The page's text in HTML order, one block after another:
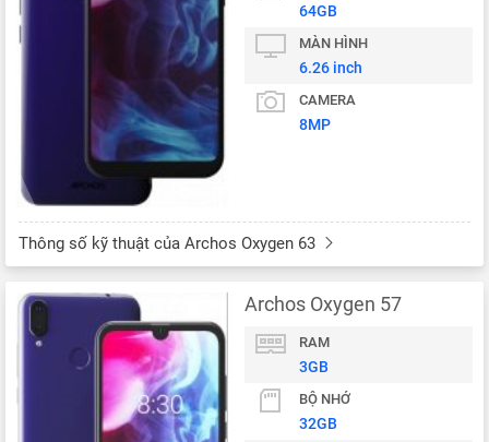
64GB
MÀN HÌNH
6.26 inch
CAMERA
8MP
Thông số kỹ thuật của Archos Oxygen 63
Archos Oxygen 57
RAM
3GB
BỘ NHỚ
32GB